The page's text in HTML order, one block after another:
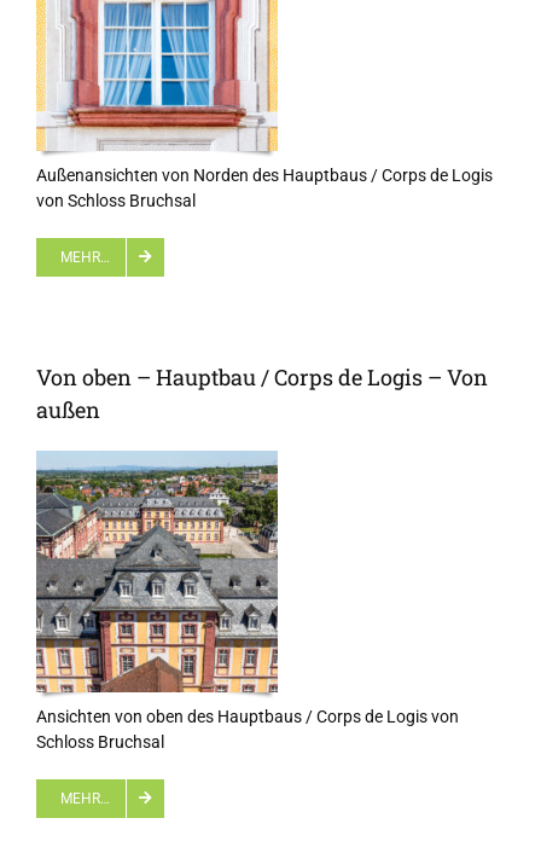
Außenansichten von Norden des Hauptbaus / Corps de Logis
von Schloss Bruchsal
MEHR…
Von oben – Hauptbau / Corps de Logis – Von
außen
Ansichten von oben des Hauptbaus / Corps de Logis von
Schloss Bruchsal
MEHR…